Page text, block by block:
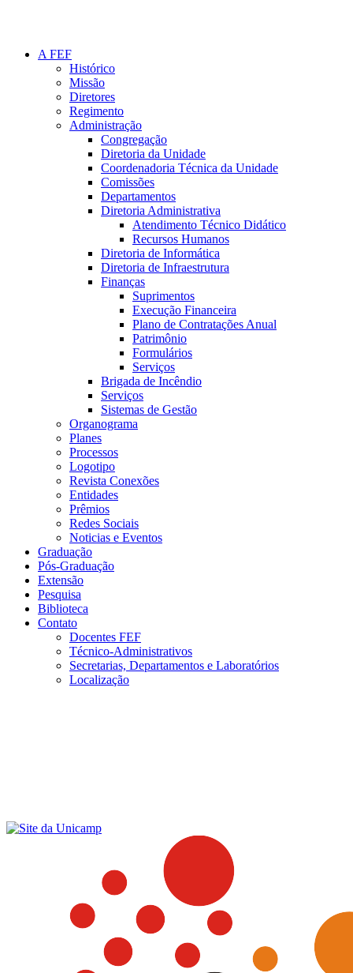
A FEF
Histórico
Missão
Diretores
Regimento
Administração
Congregação
Diretoria da Unidade
Coordenadoria Técnica da Unidade
Comissões
Departamentos
Diretoria Administrativa
Atendimento Técnico Didático
Recursos Humanos
Diretoria de Informática
Diretoria de Infraestrutura
Finanças
Suprimentos
Execução Financeira
Plano de Contratações Anual
Patrimônio
Formulários
Serviços
Brigada de Incêndio
Serviços
Sistemas de Gestão
Organograma
Planes
Processos
Logotipo
Revista Conexões
Entidades
Prêmios
Redes Sociais
Noticias e Eventos
Graduação
Pós-Graduação
Extensão
Pesquisa
Biblioteca
Contato
Docentes FEF
Técnico-Administrativos
Secretarias, Departamentos e Laboratórios
Localização